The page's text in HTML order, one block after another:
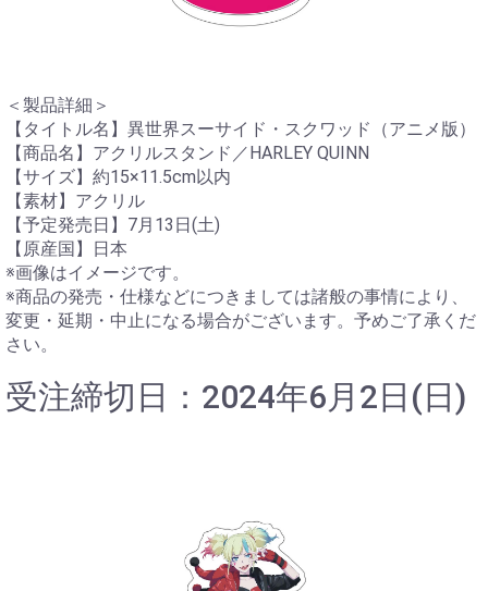
＜製品詳細＞
【タイトル名】異世界スーサイド・スクワッド（アニメ版）
【商品名】アクリルスタンド／HARLEY QUINN
【サイズ】約15×11.5cm以内
【素材】アクリル
【予定発売日】7月13日(土)
【原産国】日本
※画像はイメージです。
※商品の発売・仕様などにつきましては諸般の事情により、
変更・延期・中止になる場合がございます。予めご了承くだ
さい。
受注締切日：2024年6月2日(日)